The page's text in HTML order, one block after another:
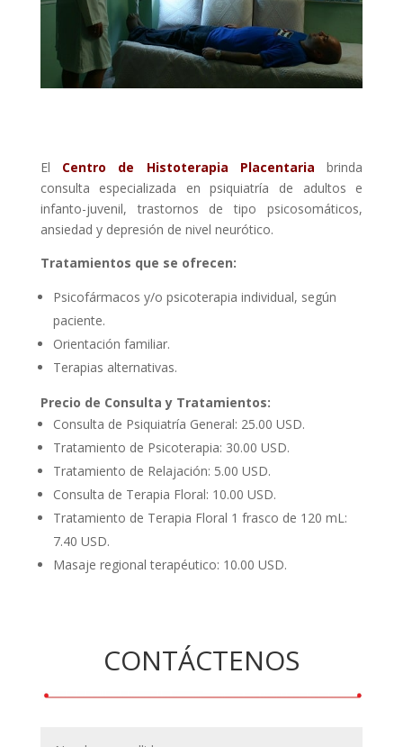
El Centro de Histoterapia Placentaria
brinda
consulta especializada en psiquiatría de adultos e
infanto-juvenil, trastornos de tipo psicosomáticos,
ansiedad y depresión de nivel neurótico.
Tratamientos que se ofrecen:
Psicofármacos y/o psicoterapia individual, según
paciente.
Orientación familiar.
Terapias alternativas.
Precio de Consulta y Tratamientos:
Consulta de Psiquiatría General: 25.00 USD.
Tratamiento de Psicoterapia: 30.00 USD.
Tratamiento de Relajación: 5.00 USD.
Consulta de Terapia Floral: 10.00 USD.
Tratamiento de Terapia Floral 1 frasco de 120 mL:
7.40 USD.
Masaje regional terapéutico: 10.00 USD.
CONTÁCTENOS